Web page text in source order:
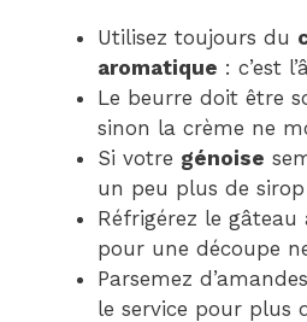
Utilisez toujours du
aromatique : c’est
Le beurre doit être
sinon la crème ne
Si votre génoise
un peu plus de
Réfrigérez le
pour une découpe
Parsemez
le service pour plus